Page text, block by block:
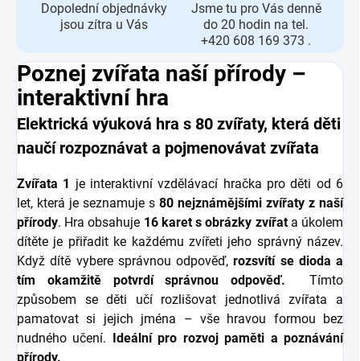
Dopolední objednávky
jsou zítra u Vás
Jsme tu pro Vás denně
do 20 hodin na tel.
+420 608 169 373 .
Poznej zvířata naší přírody –
interaktivní hra
Elektrická výuková hra s 80 zvířaty, která děti
naučí rozpoznávat a pojmenovávat zvířata
Zvířata 1 je interaktivní vzdělávací hračka pro děti od 6
let, která je seznamuje s 80 nejznámějšími zvířaty z naší
přírody. Hra obsahuje 16 karet s obrázky zvířata úkolem
dítěte je přiřadit ke každému zvířeti jeho správný název.
Když dítě vybere správnou odpověď,rozsvítí se dioda a
tím okamžitě potvrdí správnou odpověď.
Tímto
způsobem se děti učí rozlišovat jednotlivá zvířata a
pamatovat si jejich jména – vše hravou formou bez
nudného učení.
Ideální pro rozvoj paměti a poznávání
přírody.